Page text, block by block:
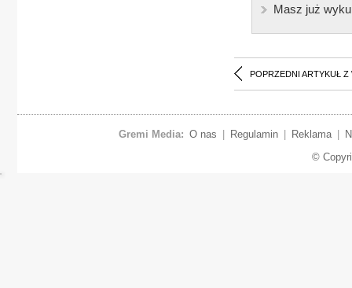
Masz już
POPRZEDNI ARTYKUŁ Z
Gremi Media: O nas Regulamin Reklama
©